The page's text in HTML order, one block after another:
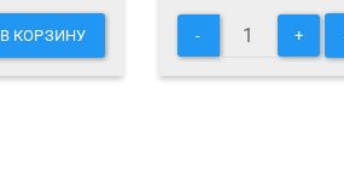
В КОРЗИНУ - +